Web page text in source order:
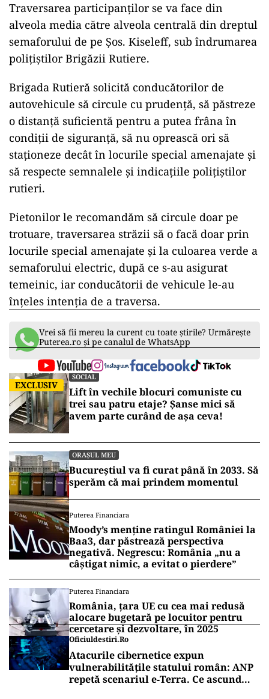
Traversarea participanților se va face din
alveola media către alveola centrală din dreptul
semaforului de pe Șos. Kiseleff, sub îndrumarea
polițiștilor Brigăzii Rutiere.
Brigada Rutieră solicită conducătorilor de
autovehicule să circule cu prudență, să păstreze
o distanță suficientă pentru a putea frâna în
condiții de siguranță, să nu oprească ori să
staţioneze decât în locurile special amenajate și
să respecte semnalele și indicațiile polițiștilor
rutieri.
Pietonilor le recomandăm să circule doar pe
trotuare, traversarea străzii să o facă doar prin
locurile special amenajate și la culoarea verde a
semaforului electric, după ce s-au asigurat
temeinic, iar conducătorii de vehicule le-au
înțeles intenţia de a traversa.
Vrei să fii mereu la curent cu toate știrile? Urmărește
Puterea.ro și pe canalul de WhatsApp
EXCLUSIV
SOCIAL
Lift în vechile blocuri comuniste cu
trei sau patru etaje? Șanse mici să
avem parte curând de așa ceva!
ORAȘUL MEU
Bucureștiul va fi curat până în 2033. Să
sperăm că mai prindem momentul
Puterea Financiara
Moody’s menține ratingul României la
Baa3, dar păstrează perspectiva
negativă. Negrescu: România „nu a
câștigat nimic, a evitat o pierdere”
Puterea Financiara
România, țara UE cu cea mai redusă
alocare bugetară pe locuitor pentru
cercetare și dezvoltare, în 2025
Oficiuldestiri.ro
Atacurile cibernetice expun
vulnerabilitățile statului român: ANP
repetă scenariul e‑Terra. Ce ascund